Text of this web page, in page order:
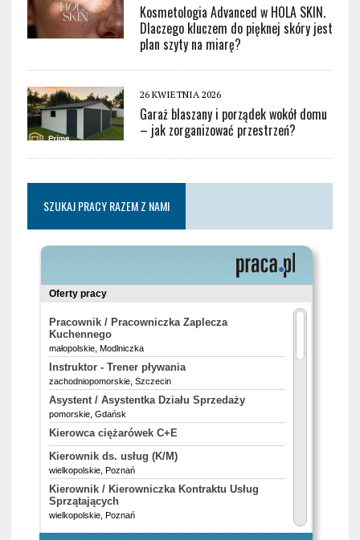
Kosmetologia Advanced w HOLA SKIN.
Dlaczego kluczem do pięknej skóry jest
plan szyty na miarę?
26 KWIETNIA 2026
Garaż blaszany i porządek wokół domu
– jak zorganizować przestrzeń?
SZUKAJ PRACY RAZEM Z NAMI